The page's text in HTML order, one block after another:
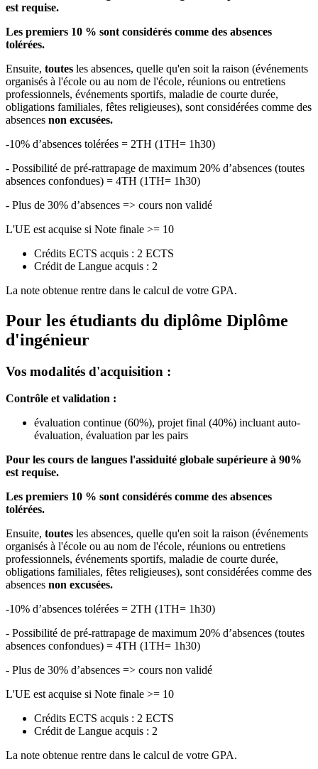
est requise.
Les premiers 10 % sont considérés comme des absences
tolérées.
Ensuite, toutes les absences, quelle qu'en soit la raison (événements
organisés à l'école ou au nom de l'école, réunions ou entretiens
professionnels, événements sportifs, maladie de courte durée,
obligations familiales, fêtes religieuses), sont considérées comme des
absences non excusées.
-10% d’absences tolérées = 2TH (1TH= 1h30)
- Possibilité de pré-rattrapage de maximum 20% d’absences (toutes
absences confondues) = 4TH (1TH= 1h30)
- Plus de 30% d’absences => cours non validé
L'UE est acquise si Note finale >= 10
Crédits ECTS acquis : 2 ECTS
Crédit de Langue acquis : 2
La note obtenue rentre dans le calcul de votre GPA.
Pour les étudiants du diplôme Diplôme
d'ingénieur
Vos modalités d'acquisition :
Contrôle et validation :
évaluation continue (60%), projet final (40%) incluant auto-
évaluation, évaluation par les pairs
Pour les cours de langues l'assiduité globale supérieure à 90%
est requise.
Les premiers 10 % sont considérés comme des absences
tolérées.
Ensuite, toutes les absences, quelle qu'en soit la raison (événements
organisés à l'école ou au nom de l'école, réunions ou entretiens
professionnels, événements sportifs, maladie de courte durée,
obligations familiales, fêtes religieuses), sont considérées comme des
absences non excusées.
-10% d’absences tolérées = 2TH (1TH= 1h30)
- Possibilité de pré-rattrapage de maximum 20% d’absences (toutes
absences confondues) = 4TH (1TH= 1h30)
- Plus de 30% d’absences => cours non validé
L'UE est acquise si Note finale >= 10
Crédits ECTS acquis : 2 ECTS
Crédit de Langue acquis : 2
La note obtenue rentre dans le calcul de votre GPA.